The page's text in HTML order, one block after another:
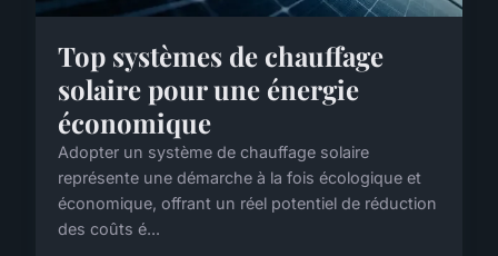
Top systèmes de chauffage
solaire pour une énergie
économique
Adopter un système de chauffage solaire
représente une démarche à la fois écologique et
économique, offrant un réel potentiel de réduction
des coûts é...